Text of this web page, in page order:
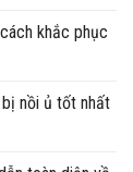
khắc phục
nồi ủ tốt nhất